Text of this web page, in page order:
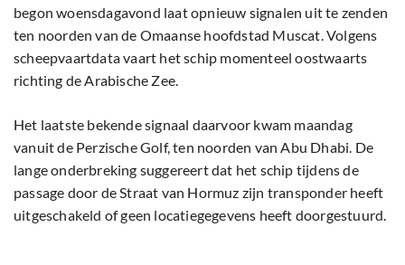
begon woensdagavond laat opnieuw signalen uit te zenden
ten noorden van de Omaanse hoofdstad Muscat. Volgens
scheepvaartdata vaart het schip momenteel oostwaarts
richting de Arabische Zee.
Het laatste bekende signaal daarvoor kwam maandag
vanuit de Perzische Golf, ten noorden van Abu Dhabi. De
lange onderbreking suggereert dat het schip tijdens de
passage door de Straat van Hormuz zijn transponder heeft
uitgeschakeld of geen locatiegegevens heeft doorgestuurd.